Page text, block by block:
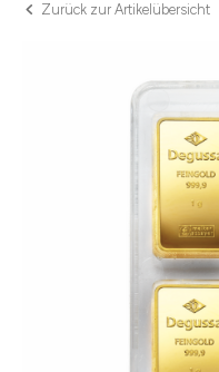
Zurück zur Artikelübersicht